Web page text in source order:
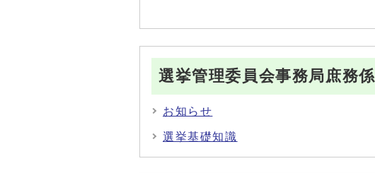
選挙管理委員会事務局庶務係
お知らせ
選挙基礎知識